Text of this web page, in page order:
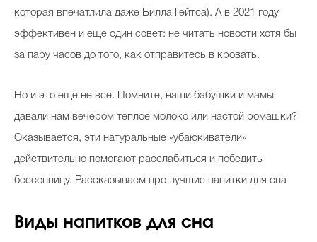
Celebrity дня
Beauty- битвы
которая впечатлила даже Билла Гейтса). А в 2021 году
эффективен и еще один совет: не читать новости хотя бы
за пару часов до того, как отправитесь в кровать.
Но и это еще не все. Помните, наши бабушки и мамы
давали нам вечером теплое молоко или настой ромашки?
Оказывается, эти натуральные «убаюкиватели»
действительно помогают расслабиться и победить
бессонницу. Рассказываем про лучшие напитки для сна
Виды напитков для сна